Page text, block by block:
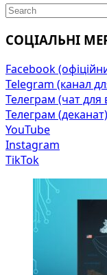
СОЦІАЛЬНІ
Facebook
Telegram (канал
Телеграм (чат для
Телеграм (деканат)
YouTube
Instagram
TikTok